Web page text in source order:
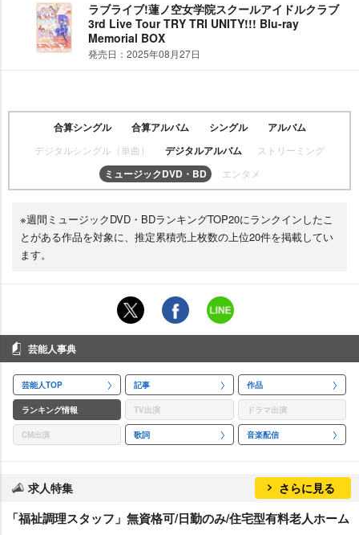
ラブライブ!蓮ノ空女学院スクールアイドルクラブ
3rd Live Tour TRY TRI UNITY!!! Blu-ray
Memorial BOX
発売日：2025年08月27日
合算シングル 合算アルバム シングル アルバム
デジタルシングル（単曲） デジタルアルバム ストリーミング
ミュージックDVD・BD エンタメ
※週間ミュージックDVD・BDランキングTOP20にランクインしたこ
とがある作品を対象に、推定累積売上枚数の上位20件を掲載してい
ます。
芸能人事典
芸能人TOP 記事 作品
ランキング情報 TV出演 ドラマ出演
CM出演 歌詞 音楽配信
求人特集 さらに見る
「福祉調理スタッフ」無資格可/日勤のみ/住宅型有料老人ホーム